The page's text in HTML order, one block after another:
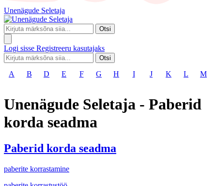
Unenägude Seletaja
Otsi
Logi sisse Registreeru kasutajaks
Otsi
A B D E F G H I J K L M
Unenägude Seletaja - Paberid
korda seadma
Paberid korda seadma
paberite korrastamine